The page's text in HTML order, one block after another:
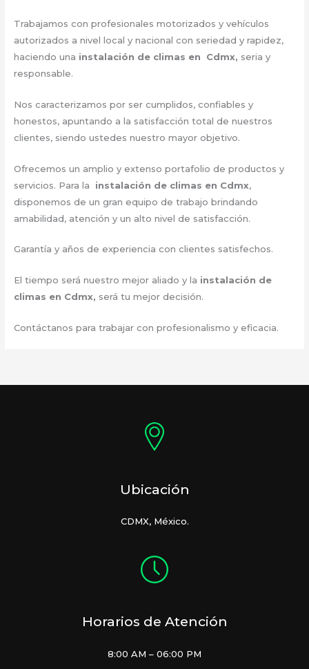
Trabajamos con profesionales motorizados y vehículos
autorizados a nivel local y nacional con seriedad y rapidez,
haciendo una instalación de climas en Cdmx, seria y
responsable.
Nos caracterizamos por ser cumplidos, confiables y
honestos, apuntando a la satisfacción total de nuestros
clientes, siendo ustedes nuestro mayor objetivo.
Ofrecemos un amplio y extenso portafolio de productos y
servicios. Para la instalación de climas en Cdmx,
disponemos de un gran equipo de trabajo brindando
amabilidad, atención y un alto nivel de satisfacción.
Garantía y años de experiencia con clientes satisfechos.
El tiempo será nuestro mejor aliado y la instalación de
climas en Cdmx, será tu mejor decisión.
Contáctanos para trabajar con profesionalismo y eficacia.
Ubicación
CDMX, México.
Horarios de Atención
8:00 AM – 06:00 PM